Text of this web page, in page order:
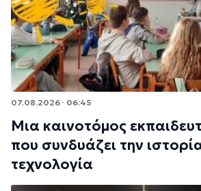
07.08.2026 · 06:45
Μια καινοτόμος
που συνδυάζει την
τεχνολογία